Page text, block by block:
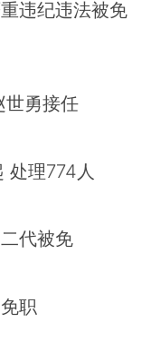
违纪违法被免
世勇接任
处理774人
代被免
职